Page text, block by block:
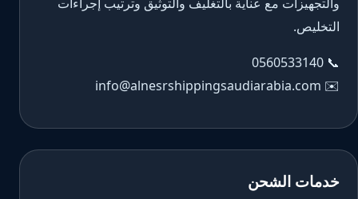
التخليص.
📞
0560533140
✉️
info@alnesrshippingsaudiarabia.com
خدمات الشحن